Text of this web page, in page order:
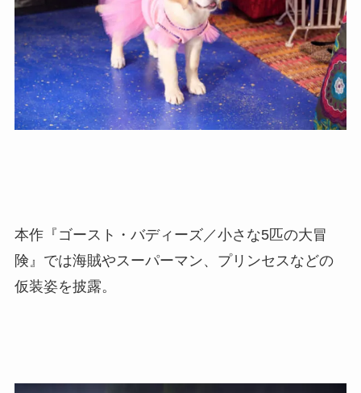
本作『ゴースト・バディーズ／小さな5匹の大冒
険』では海賊やスーパーマン、プリンセスなどの
仮装姿を披露。